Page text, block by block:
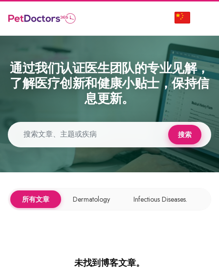
通过我们认证医生团队的专业见解，
了解医疗创新和健康小贴士，保持信
息更新。
搜索
所有文章 Dermatology Infectious Diseases.
未找到博客文章。